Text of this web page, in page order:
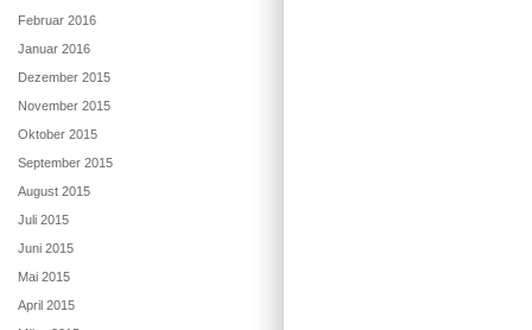
Februar 2016
Januar 2016
Dezember 2015
November 2015
Oktober 2015
September 2015
August 2015
Juli 2015
Juni 2015
Mai 2015
April 2015